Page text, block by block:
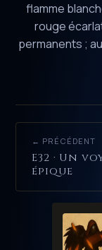
flamme
rouge
permanents ;
← PRÉCÉDENT
E32 · Un
épique